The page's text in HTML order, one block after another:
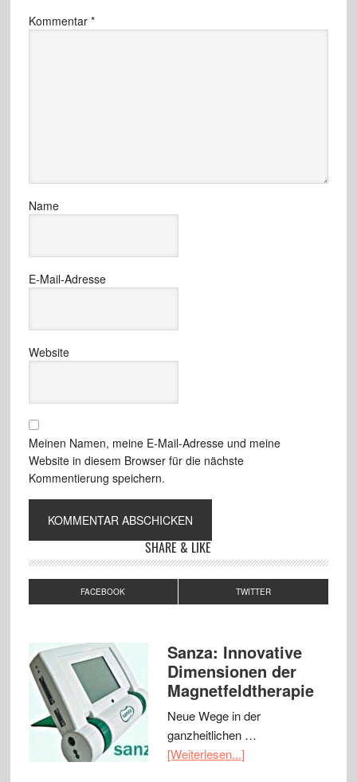
Kommentar *
Name
E-Mail-Adresse
Website
Meinen Namen, meine E-Mail-Adresse und meine
Website in diesem Browser für die nächste
Kommentierung speichern.
SHARE & LIKE
FACEBOOK TWITTER
Sanza: Innovative
Dimensionen der
Magnetfeldtherapie
Neue Wege in der
ganzheitlichen …
[Weiterlesen...]